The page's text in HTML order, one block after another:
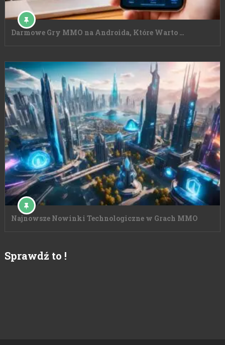
Darmowe Gry MMO na Androida, Które Warto …
Najnowsze Nowinki Technologiczne w Grach MMO
Sprawdź to !